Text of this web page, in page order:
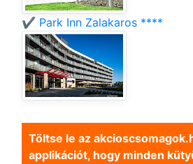
✔️ Park Inn Zalakaros ****
Töltse le az
applikációt, hogy minden